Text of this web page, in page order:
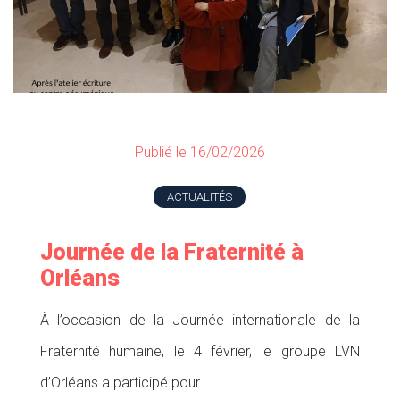
Publié le 16/02/2026
ACTUALITÉS
Journée de la Fraternité à
Orléans
À l’occasion de la Journée internationale de la
Fraternité humaine, le 4 février, le groupe LVN
d’Orléans a participé pour ...